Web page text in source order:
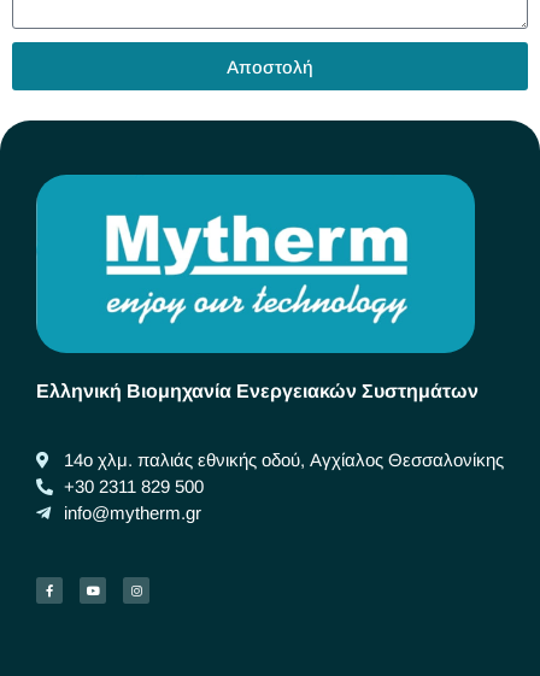
Αποστολή
Ελληνική Βιομηχανία Ενεργειακών Συστημάτων
14ο χλμ. παλιάς εθνικής οδού, Αγχίαλος Θεσσαλονίκης
+30 2311 829 500
info@mytherm.gr